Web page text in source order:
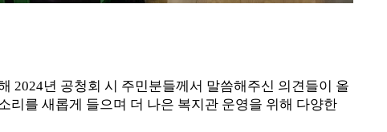
2024년 공청회 시 주민분들께서 말씀해주신 의견들이 올
리를 새롭게 들으며 더 나은 복지관 운영을 위해 다양한